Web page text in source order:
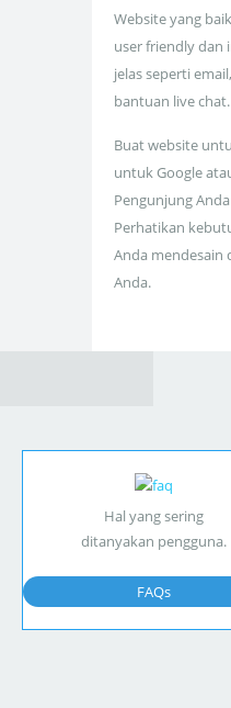
Website yang
user friendly dan
jelas seperti
bantuan live chat.
Buat website
untuk Google
Pengunjung
Perhatikan
Anda mendesain
Anda.
Hal yang sering
ditanyakan pengguna.
FAQs